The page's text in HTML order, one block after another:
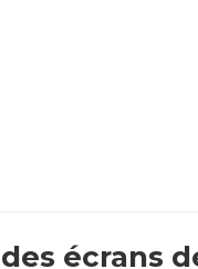
écrans